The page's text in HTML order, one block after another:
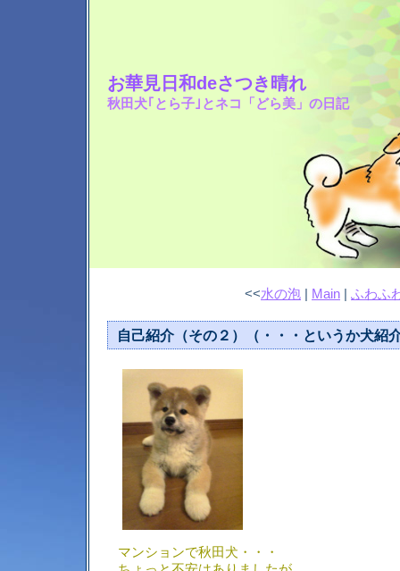
お華見日和deさつき晴れ
秋田犬｢とら子｣とネコ「どら美」の日記
<<水の泡 | Main | ふわふ
自己紹介（その２）（・・・というか犬紹
マンションで秋田犬・・・